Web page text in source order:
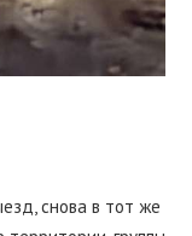
снова в тот же